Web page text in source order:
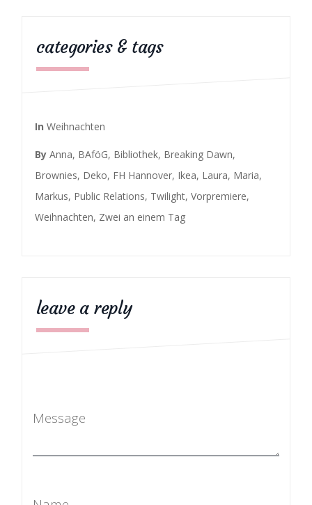
categories & tags
In Weihnachten
By Anna, BAföG, Bibliothek, Breaking Dawn,
Brownies, Deko, FH Hannover, Ikea, Laura, Maria,
Markus, Public Relations, Twilight, Vorpremiere,
Weihnachten, Zwei an einem Tag
leave a reply